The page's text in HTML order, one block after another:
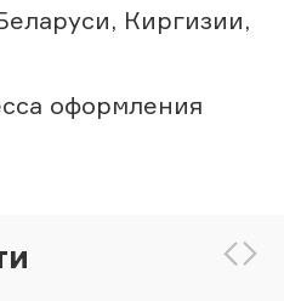
Киргизии,
оформления